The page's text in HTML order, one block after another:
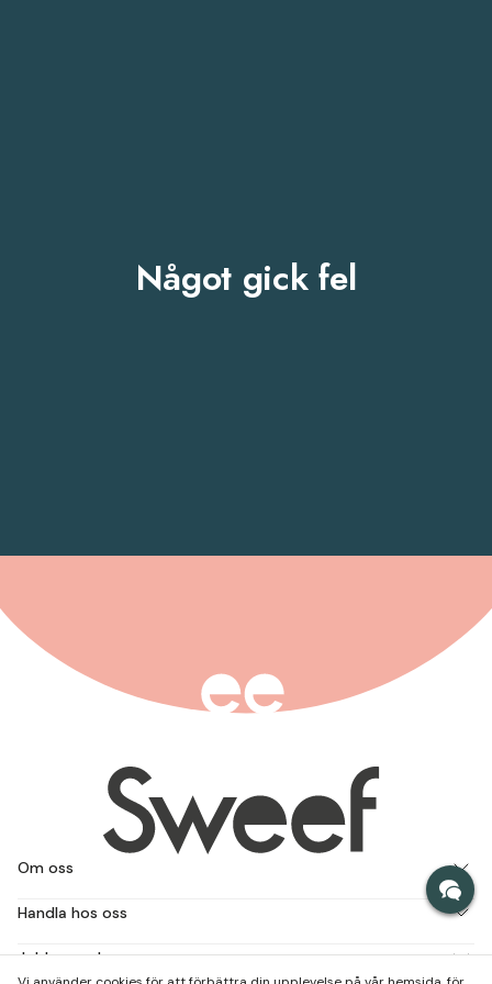
Något gick fel
Om oss
Handla hos oss
Jobba med oss